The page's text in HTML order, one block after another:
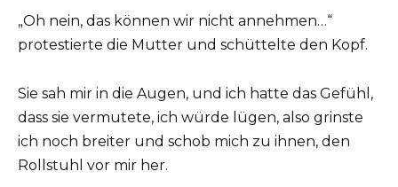
„Oh nein, das können wir nicht annehmen…“
protestierte die Mutter und schüttelte den Kopf.
Sie sah mir in die Augen, und ich hatte das Gefühl,
dass sie vermutete, ich würde lügen, also grinste
ich noch breiter und schob mich zu ihnen, den
Rollstuhl vor mir her.